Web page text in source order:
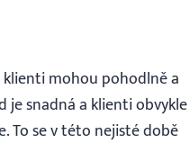
mohou pohodlně a
je snadná a klienti obvykle
To se v této nejisté době